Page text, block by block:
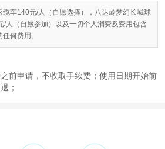
缆车140元/人（自愿选择），八达岭梦幻长城球
/人（自愿参加）以及一切个人消费及费用包含
何费用。
前申请，不收取手续费；使用日期开始前
；